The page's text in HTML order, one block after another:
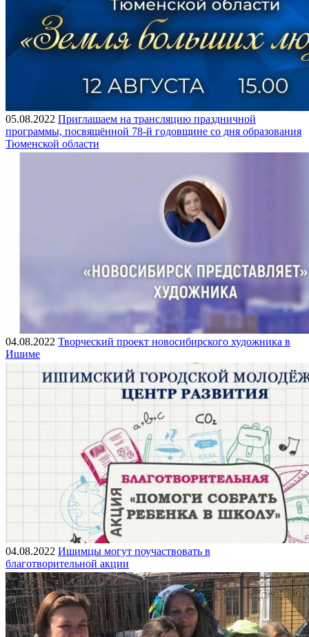
05.08.2022 Приглашаем на трансляцию праздничной
программы, посвящённой 78-й годовщине со дня образования
Тюменской области
04.08.2022 Творческий проект новосибирского художника в
Ишиме
04.08.2022 Ишимцы могут поучаствовать в
благотворительной акции